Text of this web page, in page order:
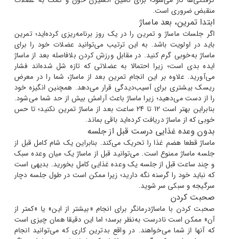
منقبض ضروری است.
ابتدا تمرین، بعد ماساژ
اگر جلسات ماساژ و تمرین را در یک روز برنامه‌ریزی کرده‌اید؛ تمرین
باید در اولویت باشد. به این ترتیب می‌توانید عضلات خود را برای
ماساژ به‌خوبی گرم کنید. در مقابل ورزش کردن بلافاصله بعد از ماساژ
ایده بدی است؛ زیرا احتمالا به عضلاتی که تازه شل شده‌اند فشار
می‌آورید. علاوه بر این انجام تمرین بعد از ماساژ، شما را در معرض
ریسک بیشتری برای آسیب‌دیدگی قرار می‌دهد. همچنین انگیزه خود
را از دست می‌دهید؛ زیرا ماساژ باعث آرامش بیش از حد شما می‌شود.
بنابراین بهتر است 12 تا 24 ساعت بعد از ماساژ تمرین نکنید؛ تا حس
خوبی که از ماساژ دریافت کرده‌اید باقی بماند.
بدون وعده غذایی درست قبل از جلسه
ماساژ قطعا هضم غذا را تحریک می‌کند. بنابراین یک شام کامل قبل از
جلسه ماساژ ممنوع است. می‌توانید قبل از ماساژ یک میان وعده سبک
و چند ساعت قبل از جلسه یک وعده غذایی کامل بخورید. بدیهی است
که نباید خود را گرسنه نگه دارید؛ زیرا ممکن است در طول جلسه دچار
سرگیجه و سبکی سر شوید.
صحبت کردن
صحبت کردن با ماساژدرمانگر برای انجام «بیشتر از این» یا «کمتر از
آن» ممکن است نادرست به‌نظر برسد؛ اما این دقیقا همان چیزی است
که آنها از شما می‌خواهند. در واقع بدترین کاری که می‌توانید انجام